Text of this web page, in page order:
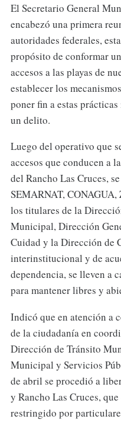
El Secretario General
encabezó una primera
autoridades federales,
propósito de conformar
accesos a las playas de
establecer los
poner fin a estas
un delito.
Luego del operativo que
accesos que conducen a
del Rancho Las Cruces,
SEMARNAT, CONAGUA,
los titulares de la
Municipal, Dirección
Cuidad y la Dirección de
interinstitucional y de
dependencia, se lleven a
para mantener libres y
Indicó que en atención a
de la ciudadanía en
Dirección de Tránsito
Municipal y Servicios
de abril se procedió a
y Rancho Las Cruces,
restringido por